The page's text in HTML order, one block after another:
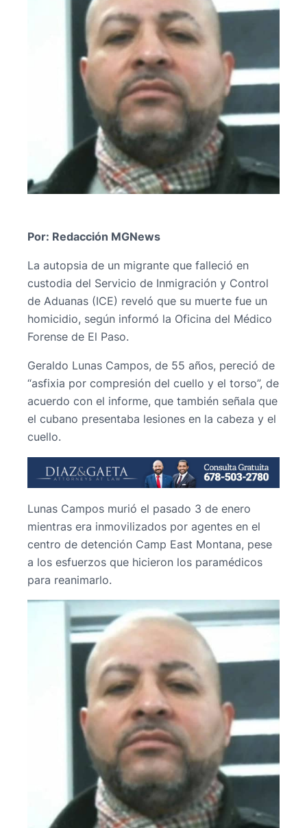
Por: Redacción MGNews
La autopsia de un migrante que falleció en
custodia del Servicio de Inmigración y Control
de Aduanas (ICE) reveló que su muerte fue un
homicidio, según informó la Oficina del Médico
Forense de El Paso.
Geraldo Lunas Campos, de 55 años, pereció de
“asfixia por compresión del cuello y el torso”, de
acuerdo con el informe, que también señala que
el cubano presentaba lesiones en la cabeza y el
cuello.
Lunas Campos murió el pasado 3 de enero
mientras era inmovilizados por agentes en el
centro de detención Camp East Montana, pese
a los esfuerzos que hicieron los paramédicos
para reanimarlo.